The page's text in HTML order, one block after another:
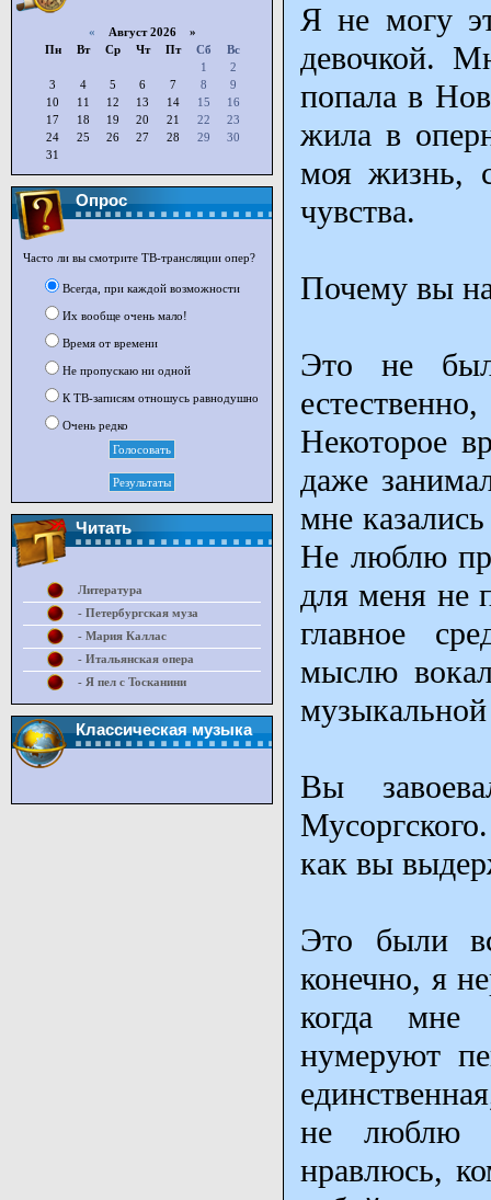
Я не могу
девочкой.
попала в
жила в
моя жизнь,
чувства.
Почему вы
Это не
Некоторое
даже
мне
Не люблю
для меня не
главное
мыслю
Вы
как вы
Это были
конечно, я
когда мне
нумеруют
не люблю
нравлюсь,
« Август 2026 »
Пн
Вт Ср Чт Пт Сб
Вс
1
2
3
4 5 6 7 8
9
10
11 12 13 14 15
16
17
18 19 20 21 22
23
24
25 26 27 28 29
30
31
Опрос
Часто ли вы смотрите ТВ-трансляции опер?
Всегда, при каждой возможности
Их вообще очень мало!
Время от времени
Не пропускаю ни одной
К ТВ-записям отношусь равнодушно
Очень редко
Читать
Литература
- Петербургская муза
- Мария Каллас
- Итальянская опера
- Я пел с Тосканини
Классическая музыка